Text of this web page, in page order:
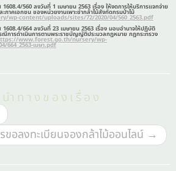
560 ลงวันที่ 1 เมษายน 2563 เรื่อง ให้งดการให้บริการแจกจ่าย
ภาคเอกชน ของหน่วยงานเพาะชำกล้าไม้สังกัดกรมป่าไม้
wp-content/uploads/sites/72/2020/04/560_2563.pdf
664 ลงวันที่ 23 เมษายน 2563 เรื่อง มอบอำนาจให้ปฏิบัติ
การดำเนินการตามพระราชบัญญัติประมวลกฎหมาย กฎกระทรวง
www.forest.go.th/nursery/wp-
เมษา.pdf
ำทางของเรื่อง
ขอลงทะเบียนจองกล้าไม้ออนไลน์ →